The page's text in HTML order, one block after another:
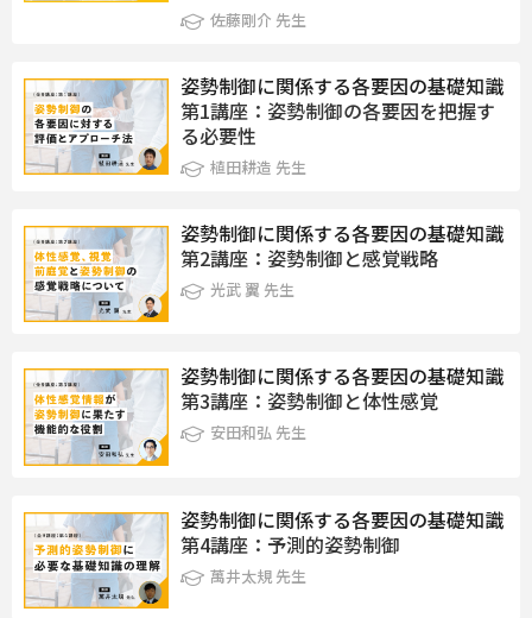
佐藤剛介 先生
姿勢制御に関係する各要因の基礎知識
第1講座：姿勢制御の各要因を把握す
る必要性
植田耕造 先生
姿勢制御に関係する各要因の基礎知識
第2講座：姿勢制御と感覚戦略
光武 翼 先生
姿勢制御に関係する各要因の基礎知識
第3講座：姿勢制御と体性感覚
安田和弘 先生
姿勢制御に関係する各要因の基礎知識
第4講座：予測的姿勢制御
萬井太規 先生